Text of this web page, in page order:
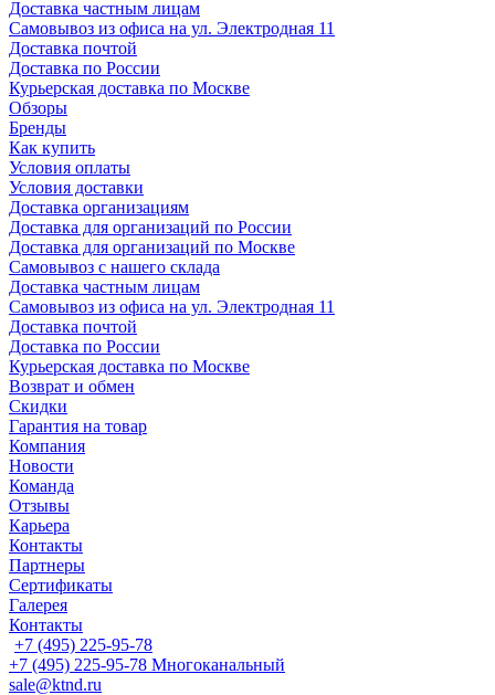
Доставка частным лицам
Самовывоз из офиса на ул. Электродная 11
Доставка почтой
Доставка по России
Курьерская доставка по Москве
Обзоры
Бренды
Как купить
Условия оплаты
Условия доставки
Доставка организациям
Доставка для организаций по России
Доставка для организаций по Москве
Самовывоз с нашего склада
Доставка частным лицам
Самовывоз из офиса на ул. Электродная 11
Доставка почтой
Доставка по России
Курьерская доставка по Москве
Возврат и обмен
Скидки
Гарантия на товар
Компания
Новости
Команда
Отзывы
Карьера
Контакты
Партнеры
Сертификаты
Галерея
Контакты
+7 (495) 225-95-78
+7 (495) 225-95-78 Многоканальный
sale@ktnd.ru